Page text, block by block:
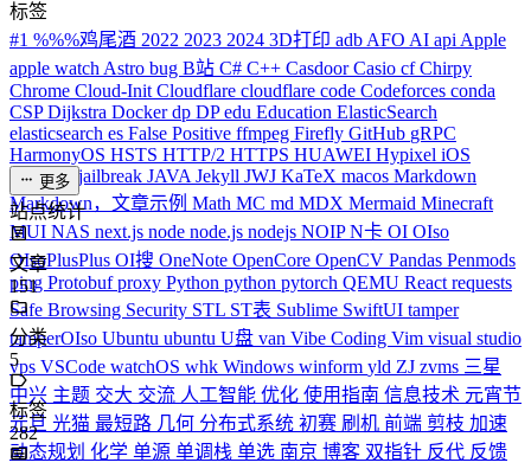
标签
#1 %%%鸡尾酒 2022 2023 2024 3D打印 adb AFO AI api Apple
apple watch Astro bug B站 C# C++ CasdoorCasio cfChirpy
Chrome Cloud-Init Cloudflare cloudflare code Codeforces conda
CSPDijkstra Dockerdp DPedu Education ElasticSearch
elasticsearch es False Positive ffmpeg Firefly GitHub gRPC
HarmonyOS HSTS HTTP/2 HTTPS HUAWEI Hypixel iOS
iPhoneJ jailbreak JAVA Jekyll JWJ KaTeX macos Markdown
Markdown，文章示例 Math MC md MDX Mermaid Minecraft
MUI NAS next.js node node.js nodejs NOIPN卡 OI OIso
OIsoPlusPlus OI搜 OneNote OpenCore OpenCV Pandas Penmods
ping Protobufproxy Python python pytorch QEMU React requests
Safe Browsing Security STL ST表 Sublime SwiftUI tamper
tamperOIso Ubuntu ubuntu U盘 van Vibe Coding Vim visual studio
vps VSCode watchOS whk Windows winform yld ZJ zvms 三星
中兴 主题 交大 交流 人工智能 优化 使用指南 信息技术 元宵节
元旦 光猫 最短路 几何 分布式系统 初赛 刷机 前端 剪枝 加速
动态规划 化学 单源 单调栈 单选 南京 博客 双指针 反代 反馈
更多
站点统计
文章
151
分类
5
标签
282